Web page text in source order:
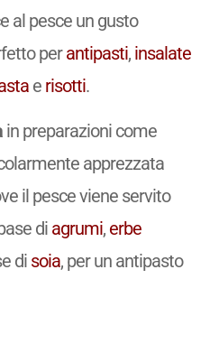
al pesce un gusto
perantipasti, insalate
e risotti.
in preparazioni come
apprezzata
il pesce viene servito
di agrumi, erbe
di soia, per un antipasto